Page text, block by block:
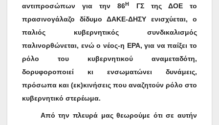
αντιπροσώπων για την 86Η
ΓΣ της ΔΟΕ το
πρασινογάλαζο δίδυμο ΔΑΚΕ-ΔΗΣΥ ενισχύεται, ο
παλιός κυβερνητικός συνδικαλισμός
παλινορθώνεται, ενώ ο νέος-η ΕΡΑ, για να παίξει το
ρόλο του κυβερνητικού αναμεταδότη,
δορυφοροποιεί κι ενσωματώνει δυνάμεις,
πρόσωπα και (εκ)κινήσεις που αναζητούν ρόλο στο
κυβερνητικό στερέωμα.
Από την πλευρά μας θεωρούμε ότι σε αυτήν